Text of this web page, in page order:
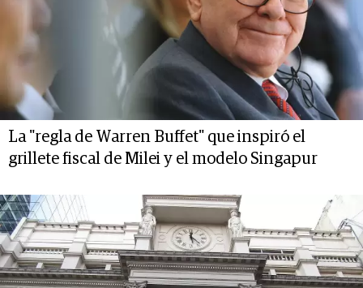
La "regla de Warren Buffet" que inspiró el
grillete fiscal de Milei y el modelo Singapur